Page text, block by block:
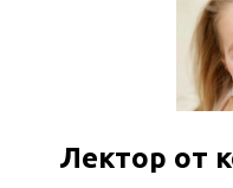
Лектор от